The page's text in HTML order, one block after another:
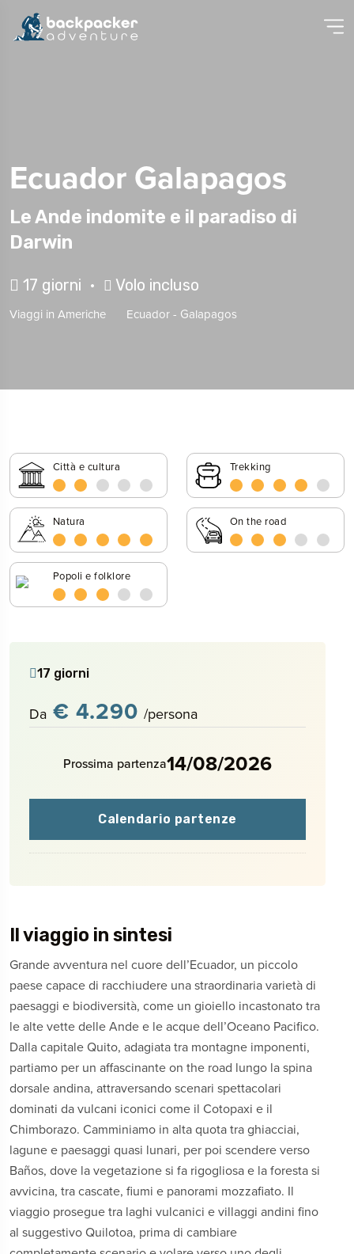
Ecuador Galapagos
Le Ande indomite e il paradiso di
Darwin
17 giorni • Volo incluso
Viaggi in Americhe Ecuador- Galapagos
Città e cultura Trekking
Natura On the road
Popoli e folklore
Il viaggio in sintesi
Grande avventura nel cuore dell’Ecuador, un piccolo
paese capace di racchiudere una straordinaria varietà di
paesaggi e biodiversità, come un gioiello incastonato tra
le alte vette delle Ande e le acque dell’Oceano Pacifico.
Dalla capitale Quito, adagiata tra montagne imponenti,
partiamo per un affascinante on the road lungo la spina
dorsale andina, attraversando scenari spettacolari
dominati da vulcani iconici come il Cotopaxi e il
Chimborazo. Camminiamo in alta quota tra ghiacciai,
lagune e paesaggi quasi lunari, per poi scendere verso
Baños, dove la vegetazione si fa rigogliosa e la foresta si
avvicina, tra cascate, fiumi e panorami mozzafiato. Il
viaggio prosegue tra laghi vulcanici e villaggi andini fino
al suggestivo Quilotoa, prima di cambiare
17 giorni
Da € 4.290 /persona
Prossima partenza14/08/2026
Calendario partenze